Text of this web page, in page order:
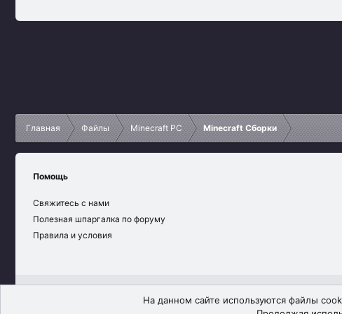
Главная Файлы Minecraft PC Minecraft Сборки
Помощь
Свяжитесь с нами
Полезная шпаргалка по форуму
Правила и условия
Russian (RU)На данном сайте используются файлы